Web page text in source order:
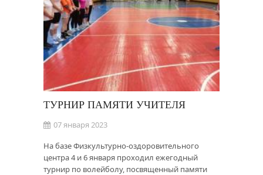
ТУРНИР ПАМЯТИ УЧИТЕЛЯ
07 января 2023
На базе Физкультурно-оздоровительного
центра 4 и 6 января проходил ежегодный
турнир по волейболу, посвященный памяти